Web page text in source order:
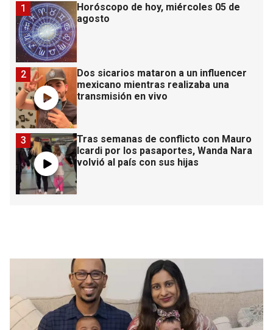
Horóscopo de hoy, miércoles 05 de
agosto
1
Dos sicarios mataron a un influencer
mexicano mientras realizaba una
transmisión en vivo
2
Tras semanas de conflicto con Mauro
Icardi por los pasaportes, Wanda Nara
volvió al país con sus hijas
3